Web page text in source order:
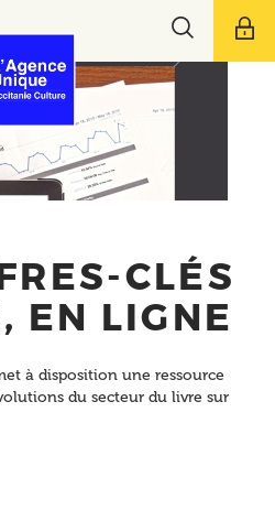
Toggle
CLÉS
EN LIGNE
à disposition une ressource
du secteur du livre sur